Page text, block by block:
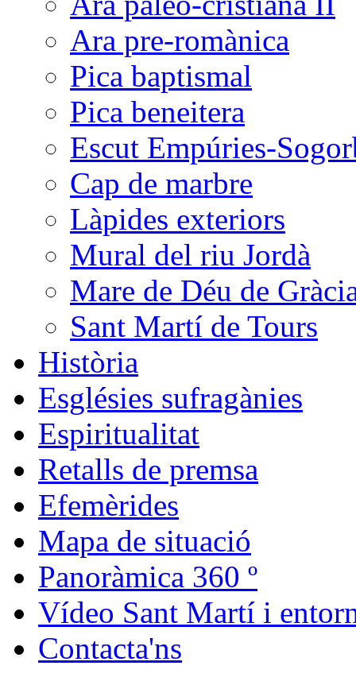
Ara pre-romànica
Pica baptismal
Pica beneitera
Escut Empúries-
Cap de marbre
Làpides exteriors
Mural del riu Jordà
Mare de Déu de
Sant Martí de Tours
Història
Esglésies sufragànies
Espiritualitat
Retalls de premsa
Efemèrides
Mapa de situació
Panoràmica 360 º
Vídeo Sant Martí i
Contacta'ns